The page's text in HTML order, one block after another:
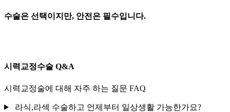
수술은 선택이지만, 안전은 필수입니다.
시력교정수술 Q&A
시력교정술에 대해 자주 하는 질문 FAQ
라식,라섹 수술하고 언제부터 일상생활 가능한가요?